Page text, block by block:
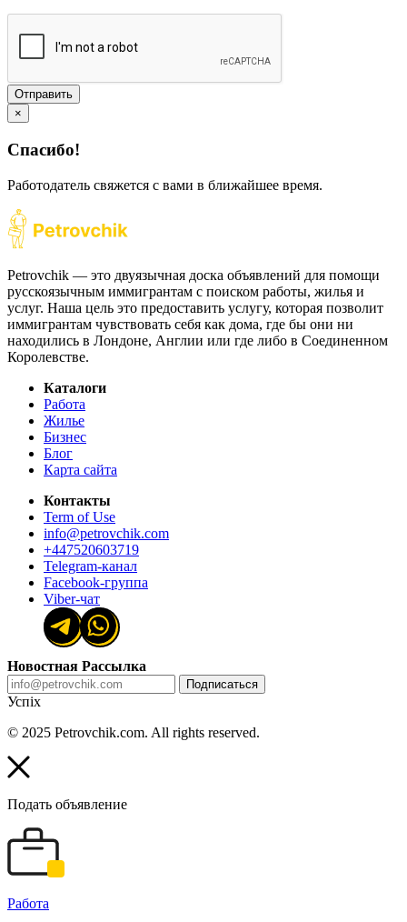
Отправить
×
Спасибо!
Работодатель свяжется с вами в ближайшее время.
Petrovchik — это двуязычная доска объявлений для помощи
русскоязычным иммигрантам с поиском работы, жилья и
услуг. Наша цель это предоставить услугу, которая позволит
иммигрантам чувствовать себя как дома, где бы они ни
находились в Лондоне, Англии или где либо в Соединенном
Королевстве.
Каталоги
Работа
Жилье
Бизнес
Блог
Карта сайта
Контакты
Term of Use
info@petrovchik.com
+447520603719
Telegram-канал
Facebook-группа
Viber-чат
Новостная Рассылка
Подписаться
Успіх
© 2025 Petrovchik.com. All rights reserved.
Подать объявление
Работа